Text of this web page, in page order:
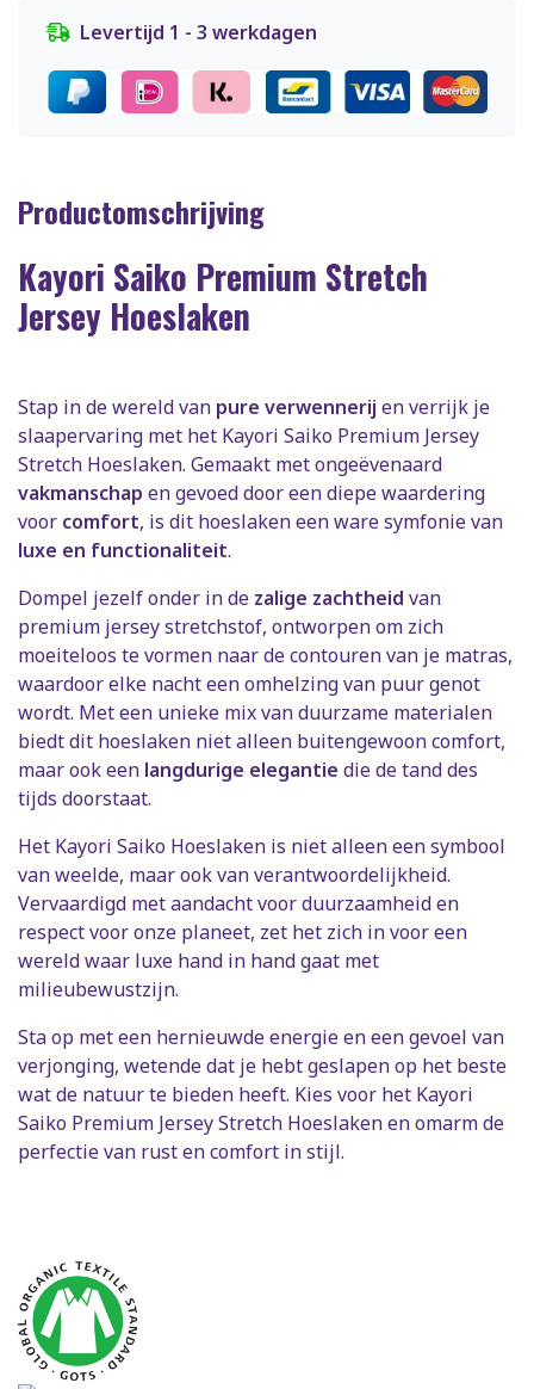
Levertijd 1 - 3 werkdagen
Productomschrijving
Kayori Saiko Premium Stretch
Jersey Hoeslaken
Stap in de wereld van pure verwennerij en verrijk je
slaapervaring met het Kayori Saiko Premium Jersey
Stretch Hoeslaken. Gemaakt met ongeëvenaard
vakmanschap en gevoed door een diepe waardering
voor comfort, is dit hoeslaken een ware symfonie van
luxe en functionaliteit.
Dompel jezelf onder in de zalige zachtheid van
premium jersey stretchstof, ontworpen om zich
moeiteloos te vormen naar de contouren van je matras,
waardoor elke nacht een omhelzing van puur genot
wordt. Met een unieke mix van duurzame materialen
biedt dit hoeslaken niet alleen buitengewoon comfort,
maar ook een langdurige elegantie die de tand des
tijds doorstaat.
Het Kayori Saiko Hoeslaken is niet alleen een symbool
van weelde, maar ook van verantwoordelijkheid.
Vervaardigd met aandacht voor duurzaamheid en
respect voor onze planeet, zet het zich in voor een
wereld waar luxe hand in hand gaat met
milieubewustzijn.
Sta op met een hernieuwde energie en een gevoel van
verjonging, wetende dat je hebt geslapen op het beste
wat de natuur te bieden heeft. Kies voor het Kayori
Saiko Premium Jersey Stretch Hoeslaken en omarm de
perfectie van rust en comfort in stijl.